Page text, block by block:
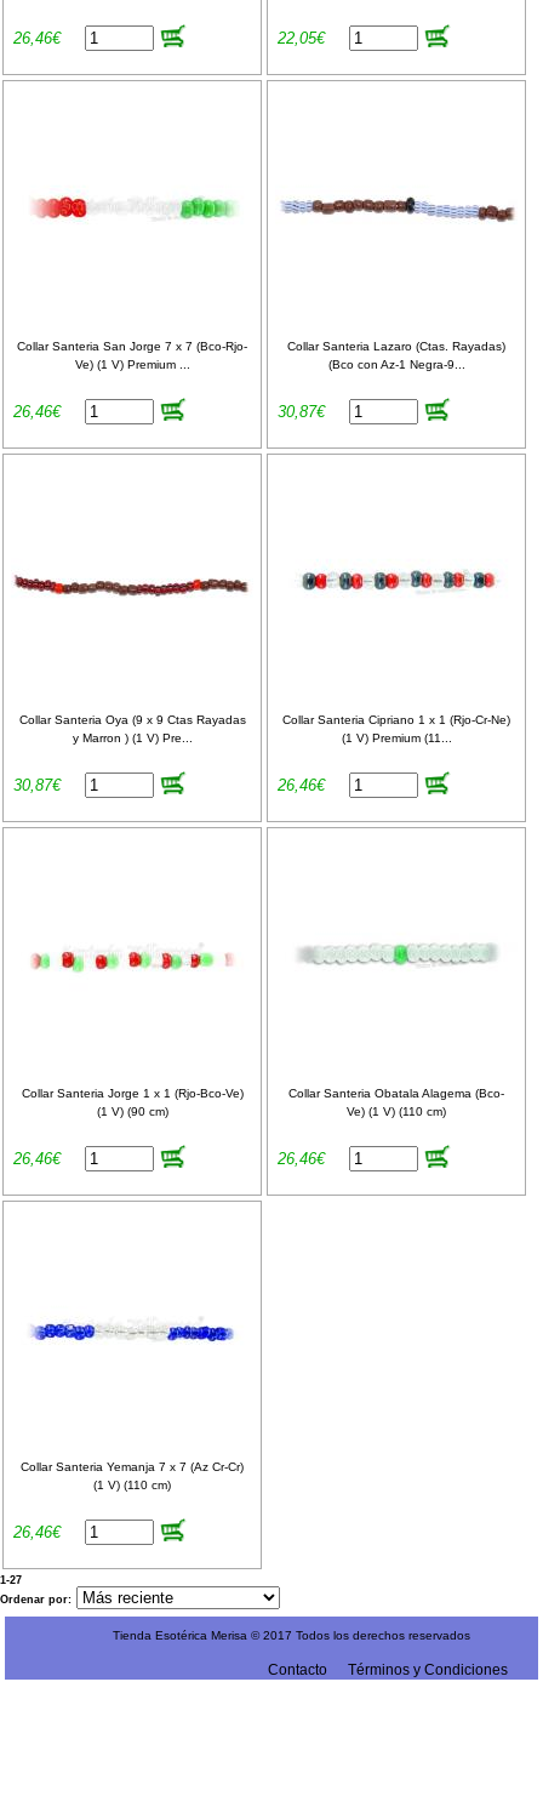
26,46€ 22,05€
Collar Santeria San Jorge 7 x 7 (Bco-Rjo-
Ve) (1 V) Premium ...
26,46€
Collar Santeria Lazaro (Ctas. Rayadas)
(Bco con Az-1 Negra-9...
30,87€
Collar Santeria Oya (9 x 9 Ctas Rayadas
y Marron ) (1 V) Pre...
30,87€
Collar Santeria Cipriano 1 x 1 (Rjo-Cr-Ne)
(1 V) Premium (11...
26,46€
Collar Santeria Jorge 1 x 1 (Rjo-Bco-Ve)
(1 V) (90 cm)
26,46€
Collar Santeria Obatala Alagema (Bco-
Ve) (1 V) (110 cm)
26,46€
Collar Santeria Yemanja 7 x 7 (Az Cr-Cr)
(1 V) (110 cm)
26,46€
1-27
Ordenar por:
Tienda Esotérica Merisa © 2017 Todos los derechos reservados
Contacto Términos y Condiciones